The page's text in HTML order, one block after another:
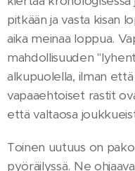
pitkään ja vasta kisan
aika meinaa loppua.
mahdollisuuden
alkupuolella, ilman
vapaaehtoiset rastit
että valtaosa
Toinen uutuus on
pyöräilyssä. Ne